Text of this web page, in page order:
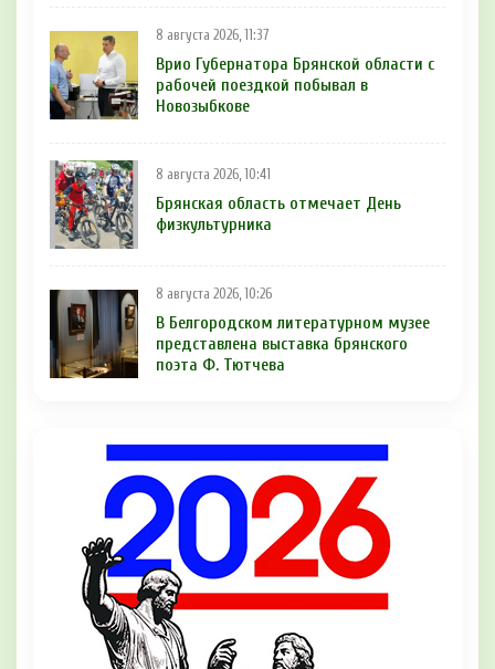
8 августа 2026, 11:37
Врио Губернатора Брянской области с
рабочей поездкой побывал в
Новозыбкове
8 августа 2026, 10:41
Брянская область отмечает День
физкультурника
8 августа 2026, 10:26
В Белгородском литературном музее
представлена выставка брянского
поэта Ф. Тютчева